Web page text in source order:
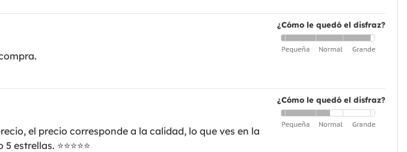
¿Cómo le quedó el disfraz?
¿Cómo le quedó el disfraz?
el precio corresponde a la calidad, lo que ves en la
⭐⭐⭐⭐⭐